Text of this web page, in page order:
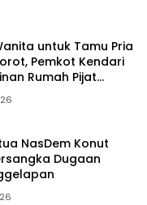
untuk Tamu Pria
Pemkot Kendari
Rumah Pijat
NasDem Konut
Dugaan